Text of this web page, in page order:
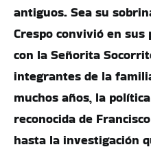
antiguos. Sea su
Crespo convivió en
con la Señorita
integrantes de la
muchos años, la
reconocida de
hasta la investigación